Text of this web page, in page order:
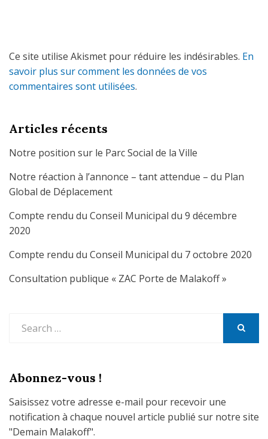
Ce site utilise Akismet pour réduire les indésirables. En
savoir plus sur comment les données de vos
commentaires sont utilisées.
Articles récents
Notre position sur le Parc Social de la Ville
Notre réaction à l’annonce – tant attendue – du Plan
Global de Déplacement
Compte rendu du Conseil Municipal du 9 décembre
2020
Compte rendu du Conseil Municipal du 7 octobre 2020
Consultation publique « ZAC Porte de Malakoff »
for:
Abonnez-vous !
Saisissez votre adresse e-mail pour recevoir une
notification à chaque nouvel article publié sur notre site
"Demain Malakoff".